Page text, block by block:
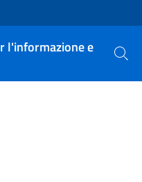
l'informazione e
Cerca